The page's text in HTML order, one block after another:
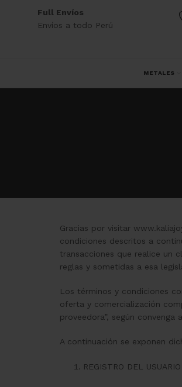
Full Envíos
Envíos a todo Perú
METALES
Gracias por visitar
condiciones descritos a
transacciones que realice un
reglas y sometidas a esa
Los términos y condiciones
oferta y comercialización
proveedora”, según convenga
A continuación se exponen
REGISTRO DEL